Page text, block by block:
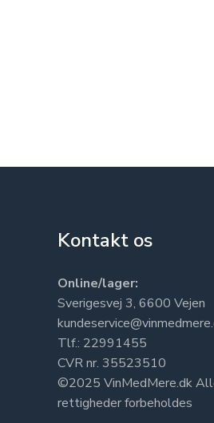
Kontakt os
Online/lager:
Sverigesvej 3, 6600 Vejen
Tlf.: 22991455
CVR nr. 35523510
©2025 VinMedMere.dk
rettigheder forbeholdes